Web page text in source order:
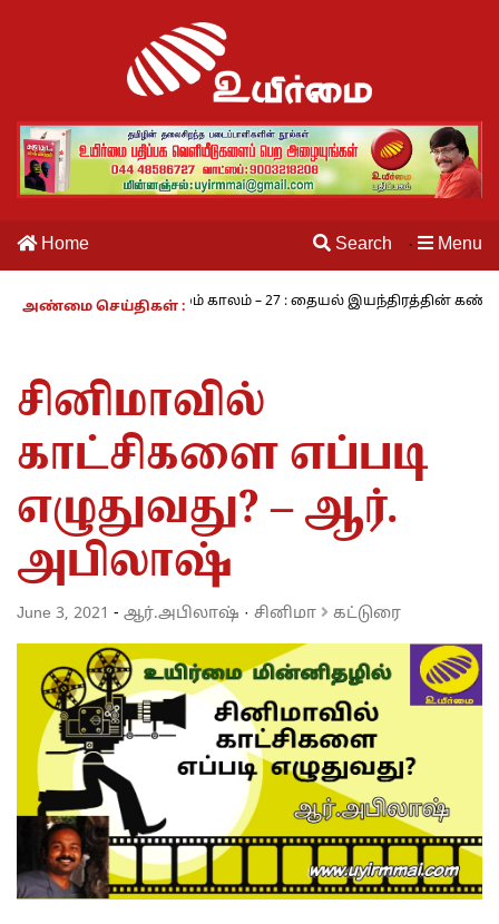
Home Search · Menu
அண்மை செய்திகள் :
நாம் வாழும் காலம் – 27 : தையல் இயந்திரத்தின்
சினிமாவில்
காட்சிகளை எப்படி
எழுதுவது? – ஆர்.
அபிலாஷ்
June 3, 2021 - ஆர்.அபிலாஷ் · சினிமா கட்டுரை